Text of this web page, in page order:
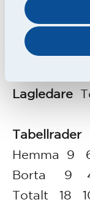
Yngve
matcher
Bäste
Lagledare
Tabellrader
Hemma 9
Borta 9 4
Totalt 18